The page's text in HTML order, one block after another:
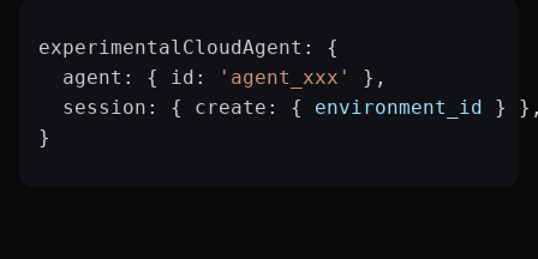
experimentalCloudAgent : {
  agent
: { id : 'agent_xxx'
},
  session
: { create : { environment_id
}
}